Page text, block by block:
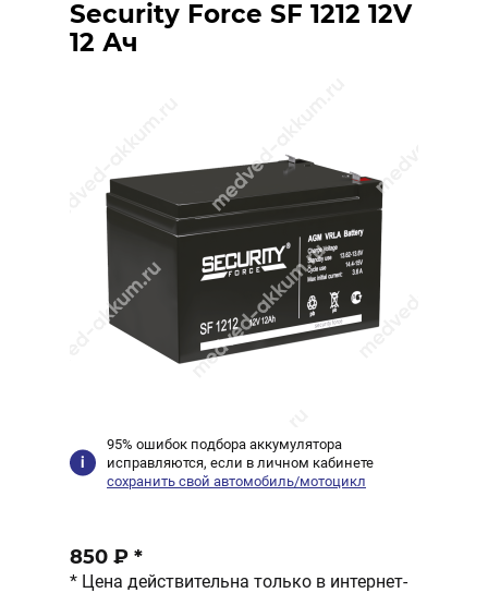
Security Force SF 1212 12V
12 Ач
95% ошибок подбора аккумулятора
исправляются, если в личном кабинете
сохранить свой автомобиль/мотоцикл
850 ₽ *
* Цена действительна только в интернет-